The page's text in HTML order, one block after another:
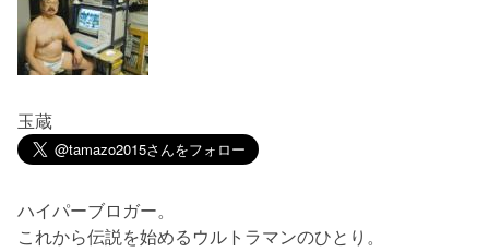
玉蔵
ハイパーブロガー。
これから伝説を始めるウルトラマンのひとり。